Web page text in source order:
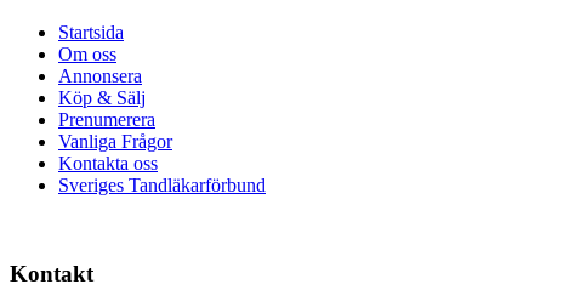
Startsida
Om oss
Annonsera
Köp & Sälj
Prenumerera
Vanliga Frågor
Kontakta oss
Sveriges Tandläkarförbund
Kontakt